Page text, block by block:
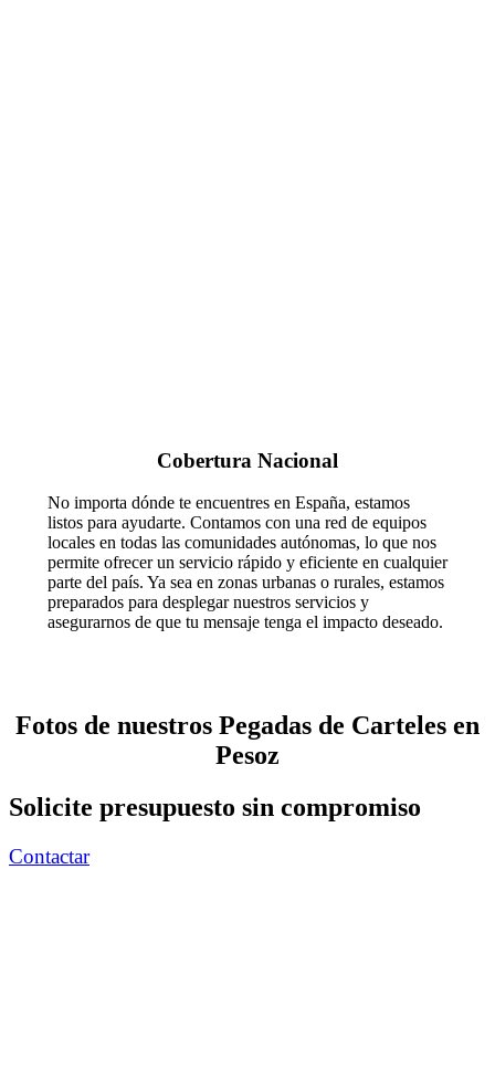
Cobertura Nacional
No importa dónde te encuentres en España, estamos
listos para ayudarte. Contamos con una red de equipos
locales en todas las comunidades autónomas, lo que nos
permite ofrecer un servicio rápido y eficiente en cualquier
parte del país. Ya sea en zonas urbanas o rurales, estamos
preparados para desplegar nuestros servicios y
asegurarnos de que tu mensaje tenga el impacto deseado.
Fotos de nuestros Pegadas de Carteles en
Pesoz
Solicite presupuesto sin compromiso
Contactar